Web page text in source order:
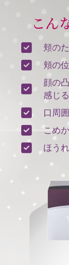
こん
頬の
頬の
顔の
感じ
口周
こめ
ほう